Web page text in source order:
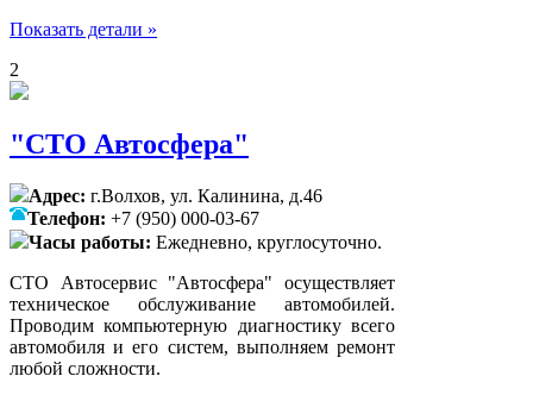
Показать детали »
2
"СТО Автосфера"
Адрес: г.Волхов, ул. Калинина, д.46
Телефон: +7 (950) 000-03-67
Часы работы: Ежедневно, круглосуточно.
СТО Автосервис "Автосфера" осуществляет
техническое обслуживание автомобилей.
Проводим компьютерную диагностику всего
автомобиля и его систем, выполняем ремонт
любой сложности.